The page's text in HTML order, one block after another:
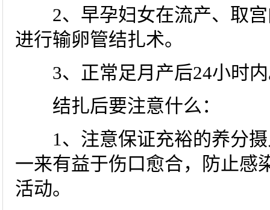
2、早孕妇女在流产、取宫
进行输卵管结扎术。
3、正常足月产后24小时
结扎后要注意什么：
1、注意保证充裕的养分摄
一来有益于伤口愈合，防止感
活动。